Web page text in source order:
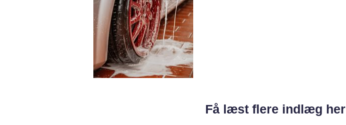
Få læst flere indlæg her